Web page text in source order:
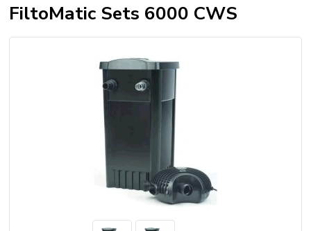
FiltoMatic Sets 6000 CWS